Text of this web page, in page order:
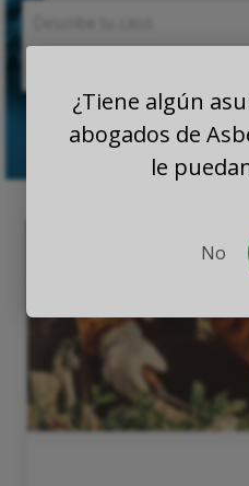
ENVIAR
¿Tiene algún
abogados de
le
No